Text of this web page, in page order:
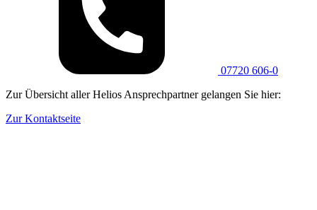
07720 606-0
Zur Übersicht aller Helios Ansprechpartner gelangen Sie hier:
Zur Kontaktseite